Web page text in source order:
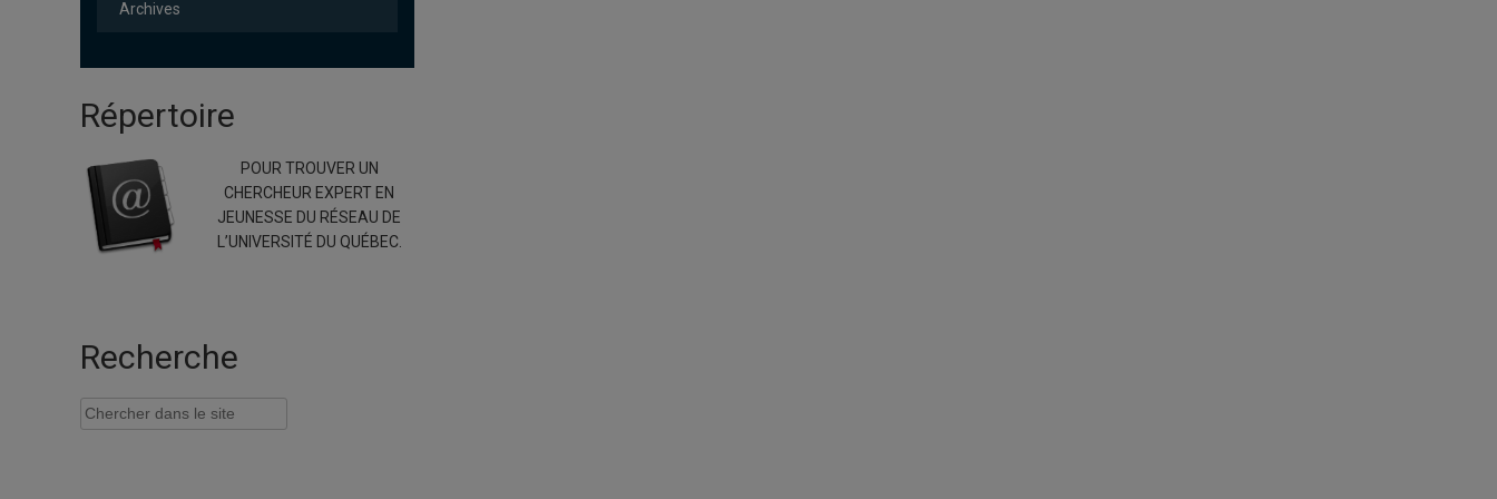
Archives
Répertoire
POUR TROUVER UN
CHERCHEUR EXPERT EN
JEUNESSE DU RÉSEAU DE
L’UNIVERSITÉ DU QUÉBEC.
Recherche